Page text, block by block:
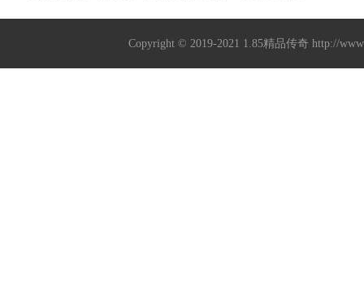
Copyright © 2019-2021 1.85精品传奇 http://